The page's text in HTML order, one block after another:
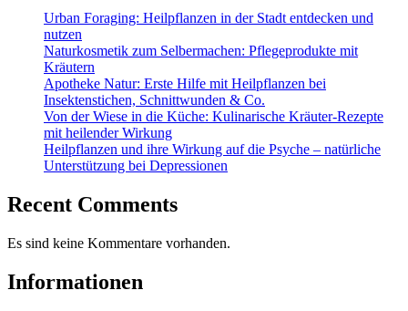
Urban Foraging: Heilpflanzen in der Stadt entdecken und
nutzen
Naturkosmetik zum Selbermachen: Pflegeprodukte mit
Kräutern
Apotheke Natur: Erste Hilfe mit Heilpflanzen bei
Insektenstichen, Schnittwunden & Co.
Von der Wiese in die Küche: Kulinarische Kräuter-Rezepte
mit heilender Wirkung
Heilpflanzen und ihre Wirkung auf die Psyche – natürliche
Unterstützung bei Depressionen
Recent Comments
Es sind keine Kommentare vorhanden.
Informationen